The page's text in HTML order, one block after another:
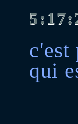
c'est
qui